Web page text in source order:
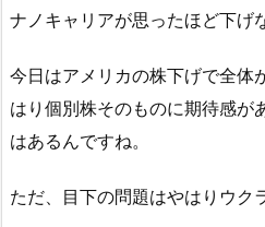
ナノキャリアが思ったほど下げ
今日はアメリカの株下げで全体
はり個別株そのものに期待感が
はあるんですね。
ただ、目下の問題はやはりウク